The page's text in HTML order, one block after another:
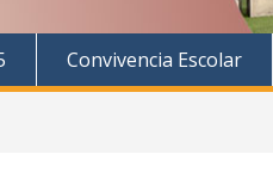
Convivencia Escolar